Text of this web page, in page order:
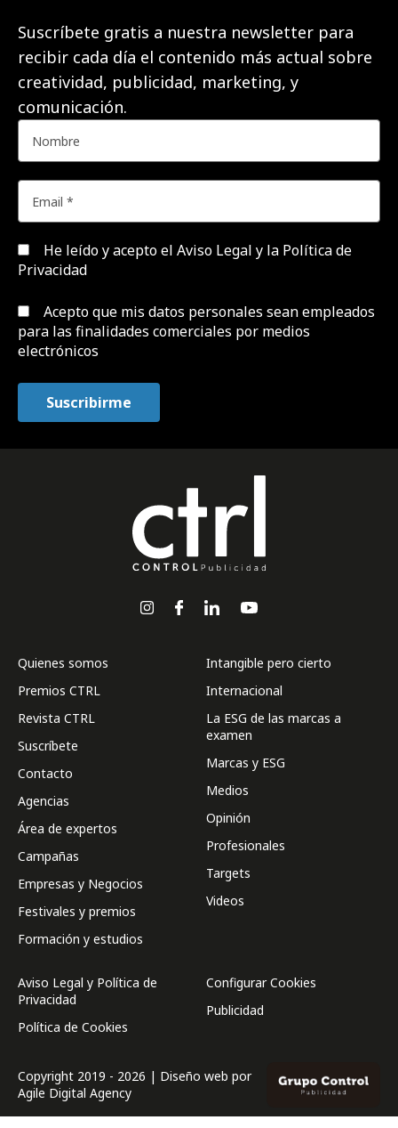
Suscríbete gratis a nuestra newsletter para
recibir cada día el contenido más actual sobre
creatividad, publicidad, marketing, y
comunicación.
He leído y acepto el Aviso Legal y la Política de
Privacidad
Acepto que mis datos personales sean empleados
para las finalidades comerciales por medios
electrónicos
Quienes somos
Premios CTRL
Revista CTRL
Suscríbete
Contacto
Agencias
Área de expertos
Campañas
Empresas y Negocios
Festivales y premios
Formación y estudios
Intangible pero cierto
Internacional
La ESG de las marcas a
examen
Marcas y ESG
Medios
Opinión
Profesionales
Targets
Videos
Aviso Legal y Política de
Privacidad
Política de Cookies
Configurar Cookies
Publicidad
Copyright 2019 - 2026 | Diseño web por
Agile Digital Agency